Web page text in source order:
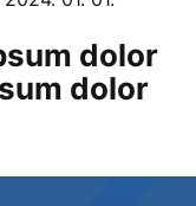
dolor
dolor